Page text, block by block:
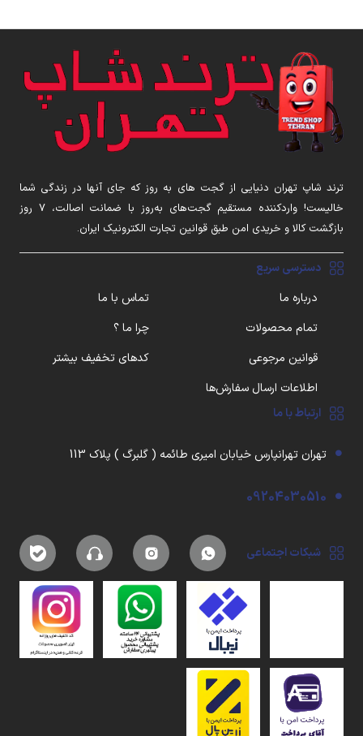
ترند شاپ تهران دنیایی از گجت های به روز که جای آنها در زندگی شما
خالیست! واردکننده مستقیم گجت‌های به‌روز با ضمانت اصالت، ۷ روز
بازگشت کالا و خریدی امن طبق قوانین تجارت الکترونیک ایران.
دسترسی سریع
درباره ما
تماس با ما
تمام محصولات
چرا ما ؟
قوانین مرجوعی
کدهای تخفیف بیشتر
اطلاعات ارسال سفارش‌ها
ارتباط با ما
تهران تهرانپارس خیابان امیری طائمه ( گلبرگ ) پلاک 113
09204030510
شبکات اجتماعی